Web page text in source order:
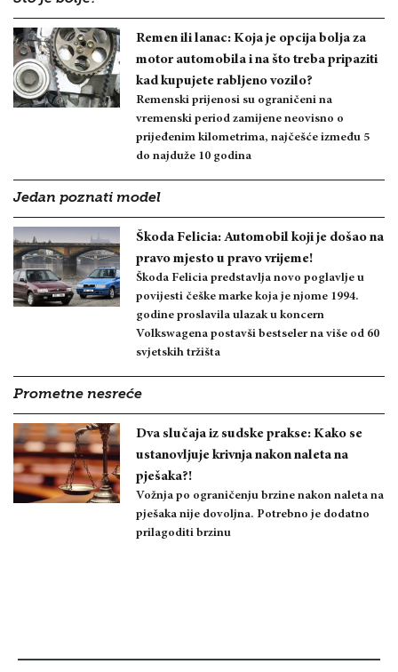
Remen ili lanac: Koja je opcija bolja za
motor automobila i na što treba pripaziti
kad kupujete rabljeno vozilo?
Remenski prijenosi su ograničeni na
vremenski period zamijene neovisno o
prijeđenim kilometrima, najčešće između 5
do najduže 10 godina
Jedan poznati model
Škoda Felicia: Automobil koji je došao na
pravo mjesto u pravo vrijeme!
Škoda Felicia predstavlja novo poglavlje u
povijesti češke marke koja je njome 1994.
godine proslavila ulazak u koncern
Volkswagena postavši bestseler na više od 60
svjetskih tržišta
Prometne nesreće
Dva slučaja iz sudske prakse: Kako se
ustanovljuje krivnja nakon naleta na
pješaka?!
Vožnja po ograničenju brzine nakon naleta na
pješaka nije dovoljna. Potrebno je dodatno
prilagoditi brzinu